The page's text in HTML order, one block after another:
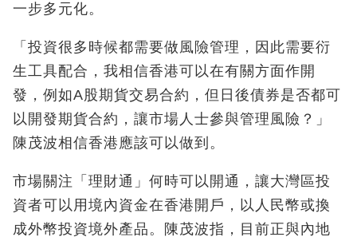
一步多元化。
「投資很多時候都需要做風險管理，因此需要衍
生工具配合，我相信香港可以在有關方面作開
發，例如A股期貨交易合約，但日後債券是否都可
以開發期貨合約，讓市場人士參與管理風險？」
陳茂波相信香港應該可以做到。
市場關注「理財通」何時可以開通，讓大灣區投
資者可以用境內資金在香港開戶，以人民幣或換
成外幣投資境外產品。陳茂波指，目前正與內地